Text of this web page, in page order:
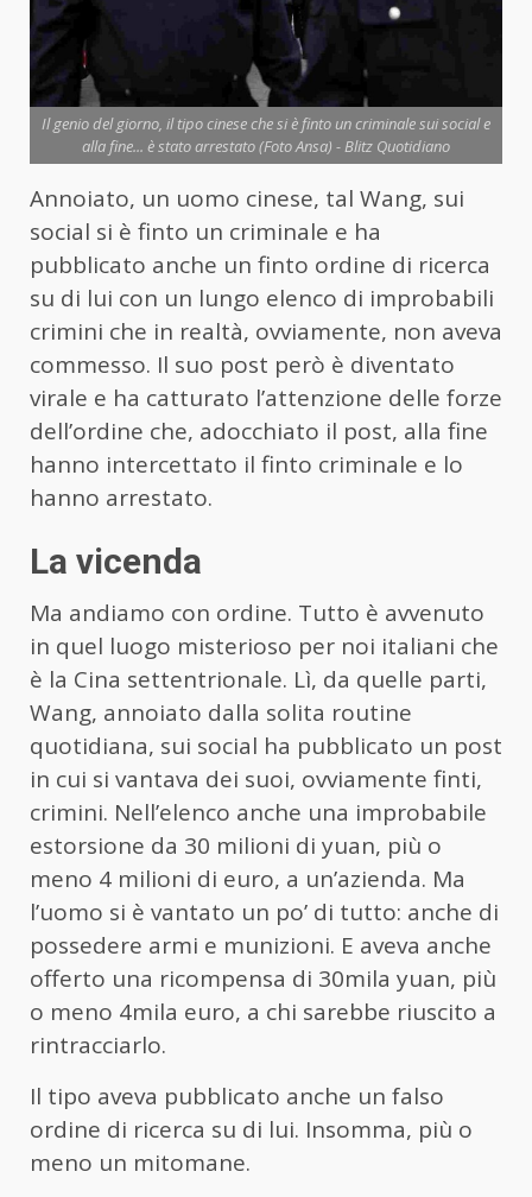
Il genio del giorno, il tipo cinese che si è finto un criminale sui social e
alla fine... è stato arrestato (Foto Ansa) - Blitz Quotidiano
Annoiato, un uomo cinese, tal Wang, sui
social si è finto un criminale e ha
pubblicato anche un finto ordine di ricerca
su di lui con un lungo elenco di improbabili
crimini che in realtà, ovviamente, non aveva
commesso. Il suo post però è diventato
virale e ha catturato l’attenzione delle forze
dell’ordine che, adocchiato il post, alla fine
hanno intercettato il finto criminale e lo
hanno arrestato.
La vicenda
Ma andiamo con ordine. Tutto è avvenuto
in quel luogo misterioso per noi italiani che
è la Cina settentrionale. Lì, da quelle parti,
Wang, annoiato dalla solita routine
quotidiana, sui social ha pubblicato un post
in cui si vantava dei suoi, ovviamente finti,
crimini. Nell’elenco anche una improbabile
estorsione da 30 milioni di yuan, più o
meno 4 milioni di euro, a un’azienda. Ma
l’uomo si è vantato un po’ di tutto: anche di
possedere armi e munizioni. E aveva anche
offerto una ricompensa di 30mila yuan, più
o meno 4mila euro, a chi sarebbe riuscito a
rintracciarlo.
Il tipo aveva pubblicato anche un falso
ordine di ricerca su di lui. Insomma, più o
meno un mitomane.